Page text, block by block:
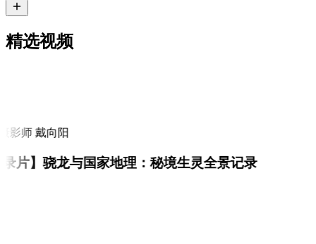
精选视频
影师 戴向阳
片】骁龙与国家地理：秘境生灵全景记录